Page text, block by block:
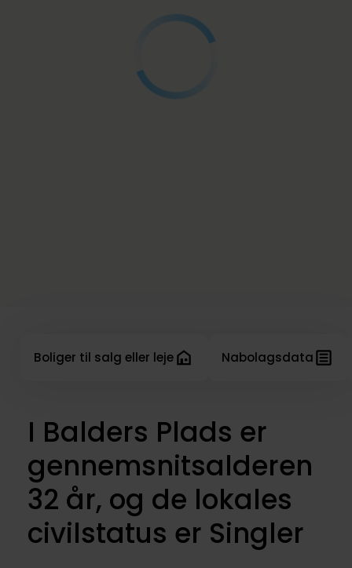
Boliger til salg eller leje Nabolagsdata
I Balders Plads er
gennemsnitsalderen
32 år, og de lokales
civilstatus er Singler